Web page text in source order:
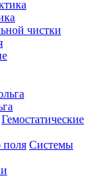
чистки
Гемостатические
Системы